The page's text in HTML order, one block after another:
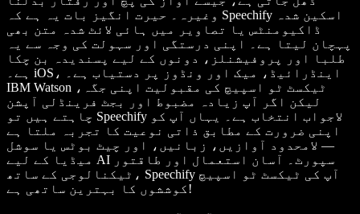
وغیرہ۔ حیرت انگیز بات یہ ہے کہ Speechify اسکین شدہ
ڈاکیومنٹس یا تصاویر میں ہائی لائٹ شدہ متن بھی
پہچان لیتا ہے۔ اپنی درستگی اور سہولت کی وجہ سے یہ
طلبا اور پروفیشنلز، دونوں کے لیے پسندیدہ بن چکا
ہے۔ iOS، اینڈرائیڈ، میک اور ونڈوز پر دستیاب ہے۔
IBM Watson ٹیکسٹ ٹو اسپیچ کی مقبولیت اپنی جگہ،
لیکن اگر آپ زیادہ مضبوط اور بجٹ فرینڈلی آپشن
چاہتے ہیں تو Speechify لاجواب انتخاب ہے۔ یہاں آپ کو
اپنی ضرورت کے مطابق ذاتی نوعیت کا تجربہ ملتا ہے
— لامحدود آوازیں، زبانیں، اور چیٹ بوٹس یا سوشل
میڈیا کے لیے AI سپورٹ۔ آسان استعمال اور طاقتور
ٹیکنالوجی کے ساتھ، Speechify آپ کی ٹیکسٹ ٹو اسپیچ
کوششوں کا بہترین ساتھی ہے!